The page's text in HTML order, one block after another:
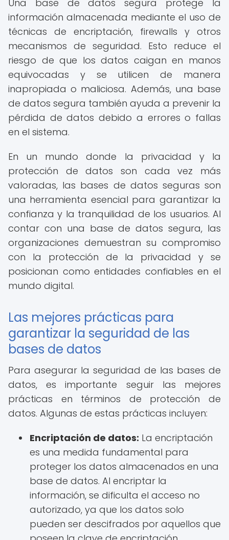
Una base de datos segura protege la
información almacenada mediante el uso de
técnicas de encriptación, firewalls y otros
mecanismos de seguridad. Esto reduce el
riesgo de que los datos caigan en manos
equivocadas y se utilicen de manera
inapropiada o maliciosa. Además, una base
de datos segura también ayuda a prevenir la
pérdida de datos debido a errores o fallas
en el sistema.
En un mundo donde la privacidad y la
protección de datos son cada vez más
valoradas, las bases de datos seguras son
una herramienta esencial para garantizar la
confianza y la tranquilidad de los usuarios. Al
contar con una base de datos segura, las
organizaciones demuestran su compromiso
con la protección de la privacidad y se
posicionan como entidades confiables en el
mundo digital.
Las mejores prácticas para
garantizar la seguridad de las
bases de datos
Para asegurar la seguridad de las bases de
datos, es importante seguir las mejores
prácticas en términos de protección de
datos. Algunas de estas prácticas incluyen:
Encriptación de datos: La encriptación
es una medida fundamental para
proteger los datos almacenados en una
base de datos. Al encriptar la
información, se dificulta el acceso no
autorizado, ya que los datos solo
pueden ser descifrados por aquellos que